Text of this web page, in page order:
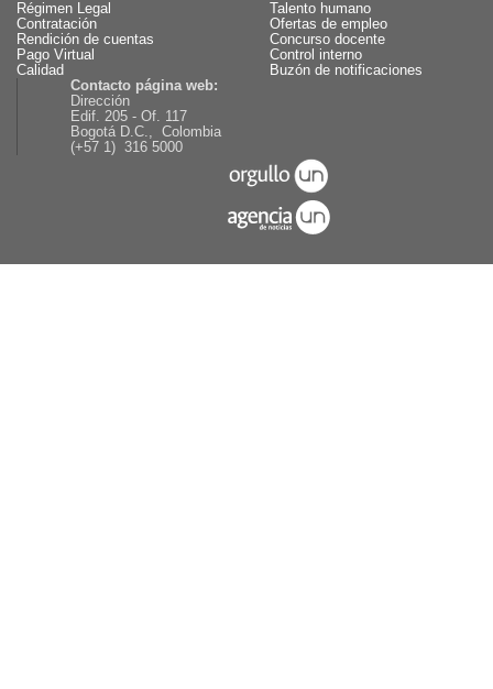
Régimen Legal
Talento humano
Contratación
Ofertas de empleo
Rendición de cuentas
Concurso docente
Pago Virtual
Control interno
Calidad
Buzón de notificaciones
Contacto página web:
Dirección
Edif. 205 - Of. 117
Bogotá D.C., Colombia
(+57 1) 316 5000